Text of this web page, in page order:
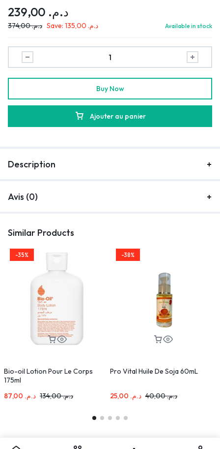
د.م.
د.م.374,00 Save: د.م. Available in stock
Ajouter au panier
Buy Now
Description
Avis (0)
Similar Products
-35%
Bio-oil Lotion Pour Le Corps
175ml
د.م.
د.م.134,00
-38%
Pro Vital Huile De Soja 60mL
د.م. د.م.40,00